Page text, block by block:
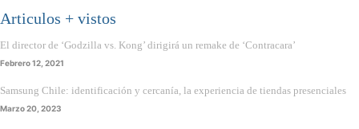
Articulos + vistos
El director de ‘Godzilla vs. Kong’ dirigirá un remake de ‘Contracara’
Febrero 12, 2021
Samsung Chile: identificación y cercanía, la experiencia de tiendas presenciales
Marzo 20, 2023